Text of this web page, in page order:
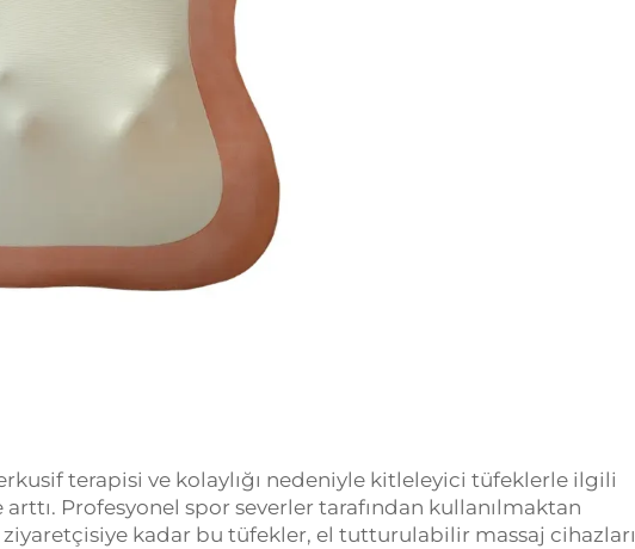
terapisi ve kolaylığı nedeniyle kitleleyici tüfeklerle ilgili
Profesyonel spor severler tarafından kullanılmaktan
kadar bu tüfekler, el tutturulabilir massaj cihazları